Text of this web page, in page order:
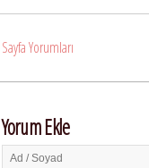
Sayfa Yorumları
Yorum Ekle
Ad / Soyad